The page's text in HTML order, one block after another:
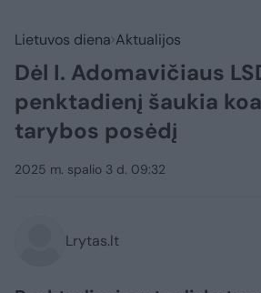
Lietuvos diena Aktualijos
Dėl I. Adomavičiaus
penktadienį šaukia
tarybos posėdį
2025 m. spalio 3 d. 09:32
Lrytas.lt